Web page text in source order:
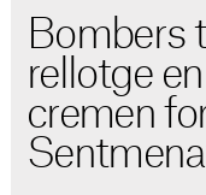
Bombers
rellotge
cremen